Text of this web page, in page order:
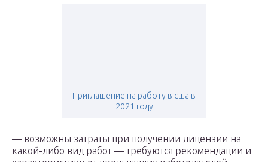
Приглашение на работу в сша в
2021 году
— возможны затраты при получении лицензии на
какой-либо вид работ — требуются рекомендации и